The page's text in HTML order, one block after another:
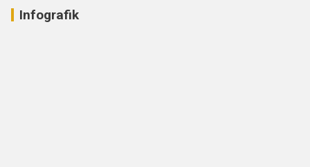
Infografik